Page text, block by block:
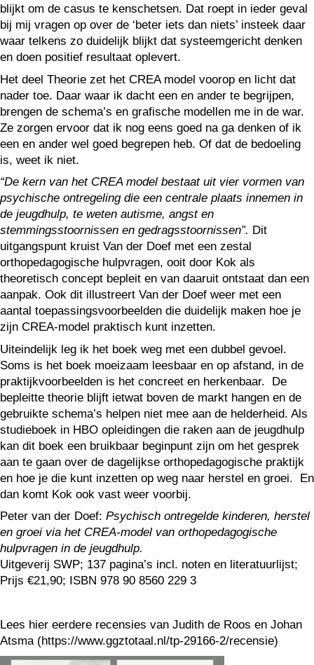
blijkt om de casus te kenschetsen. Dat roept in ieder geval
bij mij vragen op over de ‘beter iets dan niets’ insteek daar
waar telkens zo duidelijk blijkt dat systeemgericht denken
en doen positief resultaat oplevert.
Het deel Theorie zet het CREA model voorop en licht dat
nader toe. Daar waar ik dacht een en ander te begrijpen,
brengen de schema’s en grafische modellen me in de war.
Ze zorgen ervoor dat ik nog eens goed na ga denken of ik
een en ander wel goed begrepen heb. Of dat de bedoeling
is, weet ik niet.
“De kern van het CREA model bestaat uit vier vormen van
psychische ontregeling die een centrale plaats innemen in
de jeugdhulp, te weten autisme, angst en
stemmingsstoornissen en gedragsstoornissen”. Dit
uitgangspunt kruist Van der Doef met een zestal
orthopedagogische hulpvragen, ooit door Kok als
theoretisch concept bepleit en van daaruit ontstaat dan een
aanpak. Ook dit illustreert Van der Doef weer met een
aantal toepassingsvoorbeelden die duidelijk maken hoe je
zijn CREA-model praktisch kunt inzetten.
Uiteindelijk leg ik het boek weg met een dubbel gevoel.
Soms is het boek moeizaam leesbaar en op afstand, in de
praktijkvoorbeelden is het concreet en herkenbaar. De
bepleitte theorie blijft ietwat boven de markt hangen en de
gebruikte schema’s helpen niet mee aan de helderheid. Als
studieboek in HBO opleidingen die raken aan de jeugdhulp
kan dit boek een bruikbaar beginpunt zijn om het gesprek
aan te gaan over de dagelijkse orthopedagogische praktijk
en hoe je die kunt inzetten op weg naar herstel en groei. En
dan komt Kok ook vast weer voorbij.
Peter van der Doef: Psychisch ontregelde kinderen, herstel
en groei via het CREA-model van orthopedagogische
hulpvragen in de jeugdhulp.
Uitgeverij SWP; 137 pagina’s incl. noten en literatuurlijst;
Prijs €21,90; ISBN 978 90 8560 229 3
Lees hier eerdere recensies van Judith de Roos en Johan
Atsma (https://www.ggztotaal.nl/tp-29166-2/recensie)